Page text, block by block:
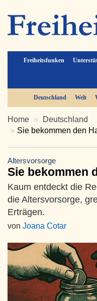
Freiheitsfunken
Deutschland Welt
Home
Deutschland
Sie bekommen den
Altersvorsorge
Sie bekommen
Kaum entdeckt die
die Altersvorsorge,
Erträgen.
von Joana Cotar